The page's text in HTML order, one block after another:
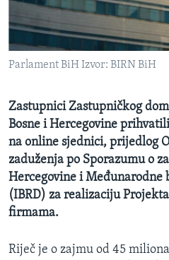
MAGAZIN
O GLASU AMERIKE
PRATITE NAS
Jezici
Parlament BiH Izvor: BIRN BiH
Zastupnici Zastupničkog
Bosne i Hercegovine
na online sjednici, prijedlog
zaduženja po Sporazumu o
Hercegovine i Međunarodne
(IBRD) za realizaciju
firmama.
Riječ je o zajmu od 45